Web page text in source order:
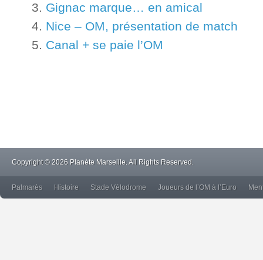
Gignac marque… en amical
Nice – OM, présentation de match
Canal + se paie l’OM
Copyright © 2026 Planète Marseille. All Rights Reserved.
Palmarès Histoire Stade Vélodrome Joueurs de l’OM à l’Euro